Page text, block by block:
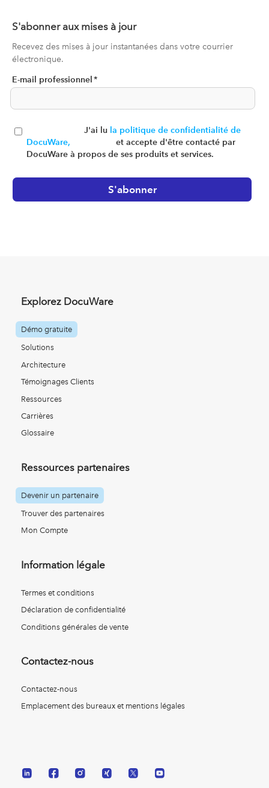
S'abonner aux mises à jour
Recevez des mises à jour instantanées dans votre courrier
électronique.
E-mail professionnel *
J'ai lu la politique de confidentialité de
DocuWare,
et accepte d'être contacté par
DocuWare à propos de ses produits et services.
Explorez DocuWare
Démo gratuite
Solutions
Architecture
Témoignages Clients
Ressources
Carrières
Glossaire
Ressources partenaires
Devenir un partenaire
Trouver des partenaires
Mon Compte
Information légale
Termes et conditions
Déclaration de confidentialité
Conditions générales de vente
Contactez-nous
Contactez-nous
Emplacement des bureaux et mentions légales